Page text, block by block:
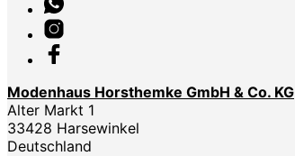
Modenhaus Horsthemke GmbH & Co. KG
Alter Markt 1
33428 Harsewinkel
Deutschland